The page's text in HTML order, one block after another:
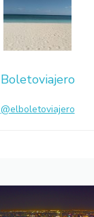
Boletoviajero
@elboletoviajero